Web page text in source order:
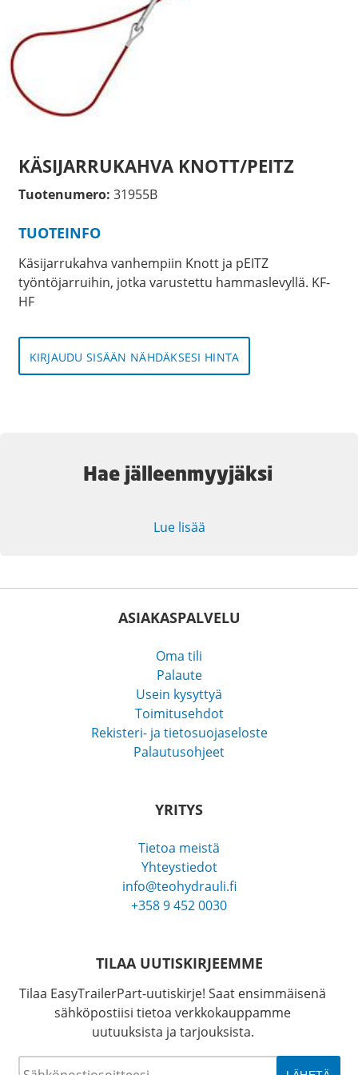
KÄSIJARRUKAHVA KNOTT/PEITZ
Tuotenumero: 31955B
TUOTEINFO
Käsijarrukahva vanhempiin Knott ja pEITZ
työntöjarruihin, jotka varustettu hammaslevyllä. KF-
HF
KIRJAUDU SISÄÄN NÄHDÄKSESI HINTA
Hae jälleenmyyjäksi
Lue lisää
ASIAKASPALVELU
Oma tili
Palaute
Usein kysyttyä
Toimitusehdot
Rekisteri- ja tietosuojaseloste
Palautusohjeet
YRITYS
Tietoa meistä
Yhteystiedot
info@teohydrauli.fi
+358 9 452 0030
TILAA UUTISKIRJEEMME
Tilaa EasyTrailerPart-uutiskirje! Saat ensimmäisenä
sähköpostiisi tietoa verkkokauppamme
uutuuksista ja tarjouksista.